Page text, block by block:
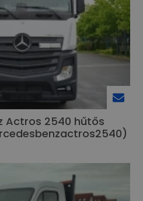
Actros 2540 hűtős